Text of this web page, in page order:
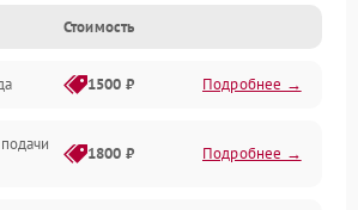
Стоимость
1500 ₽ Подробнее →
1800 ₽ Подробнее →